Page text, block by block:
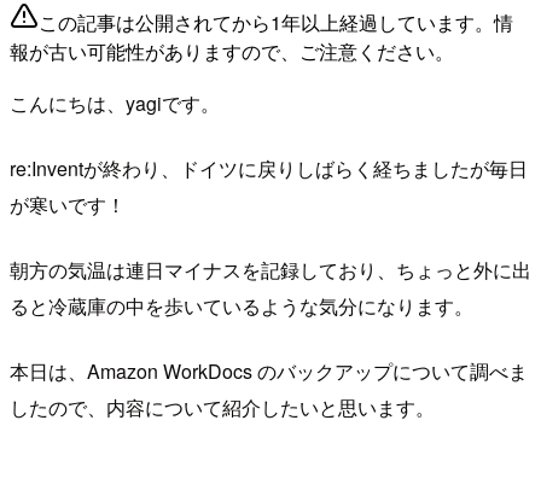
この記事は公開されてから1年以上経過しています。情
報が古い可能性がありますので、ご注意ください。
こんにちは、yagiです。
re:Inventが終わり、ドイツに戻りしばらく経ちましたが毎日
が寒いです！
朝方の気温は連日マイナスを記録しており、ちょっと外に出
ると冷蔵庫の中を歩いているような気分になります。
本日は、Amazon WorkDocs のバックアップについて調べま
したので、内容について紹介したいと思います。